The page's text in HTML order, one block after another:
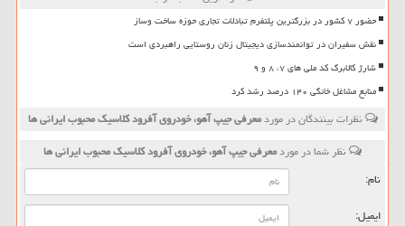
حضور ۷ کشور در بزرگترین پلتفرم تبادلات تجاری حوزه ساخت وساز
نقش سفیران در توانمندسازی دیجیتال زنان روستایی راهبردی است
شارژ کالابرگ کد ملی های ۷، ۸ و ۹
منابع مشاغل خانگی ۱۴۰ درصد رشد کرد
نظرات بینندگان در موردمعرفی جیپ آهو، خودروی آفرود كلاسیك محبوب ایرانی ها
نظر شما در موردمعرفی جیپ آهو، خودروی آفرود كلاسیك محبوب ایرانی ها
نام:
ایمیل: